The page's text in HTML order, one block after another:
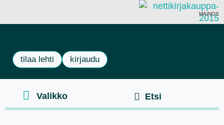
MAINOS
tilaa lehti kirjaudu